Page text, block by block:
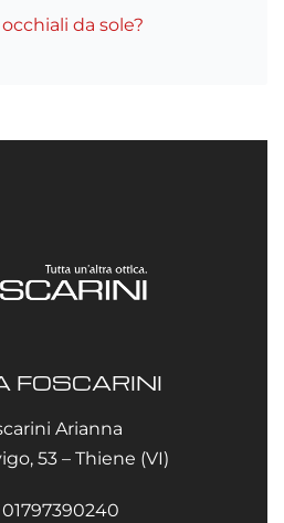
da sole?
FOSCARINI
Arianna
53 – Thiene (VI)
01797390240